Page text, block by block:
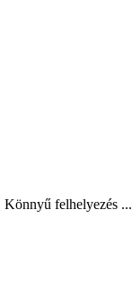
Könnyű felhelyezés ...